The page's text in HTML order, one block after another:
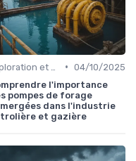
• 04/10/2025
l'importance
pompes de forage
dans l'industrie
et gazière